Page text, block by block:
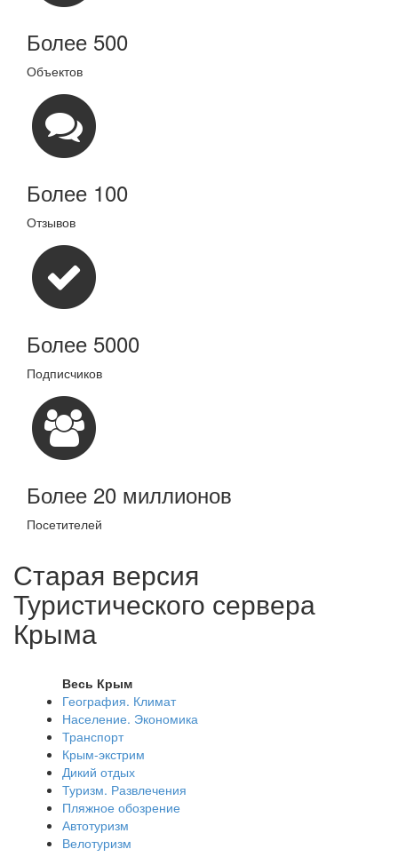
Более 500
Объектов
Более 100
Отзывов
Более 5000
Подписчиков
Более 20 миллионов
Посетителей
Старая версия
Туристического сервера
Крыма
Весь Крым
География. Климат
Население. Экономика
Транспорт
Крым-экстрим
Дикий отдых
Туризм. Развлечения
Пляжное обозрение
Автотуризм
Велотуризм